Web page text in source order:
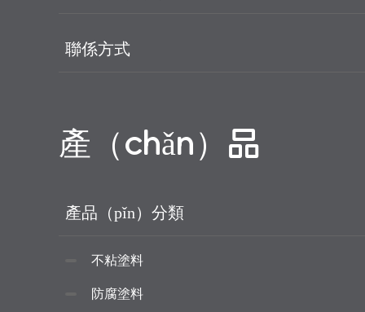
聯係方式
產（chǎn）品
產品（pǐn）分類
不粘塗料
防腐塗料